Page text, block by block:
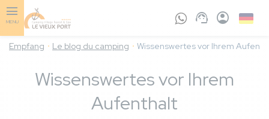
Skip
to
content
MENU
Empfang Le blog du camping Wissenswertes vor Ihrem
Wissenswertes vor Ihrem
Aufenthalt